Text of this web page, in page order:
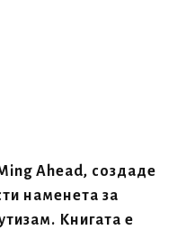
Ahead, создаде
наменета за
Книгата е